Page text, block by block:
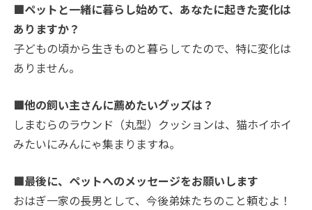
■ペットと一緒に暮らし始めて、あなたに起きた変化は
ありますか？
子どもの頃から生きものと暮らしてたので、特に変化は
ありません。
■他の飼い主さんに薦めたいグッズは？
しまむらのラウンド（丸型）クッションは、猫ホイホイ
みたいにみんにゃ集まりますね。
■最後に、ペットへのメッセージをお願いします
おはぎ一家の長男として、今後弟妹たちのこと頼むよ！